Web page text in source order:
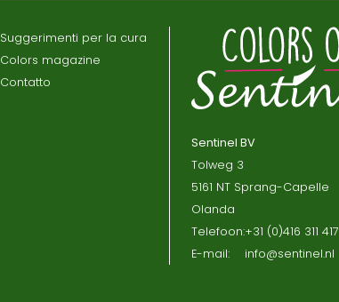
Suggerimenti per la cura
Colors magazine
Contatto
Sentinel BV
Tolweg 3
5161 NT Sprang-Capelle
Olanda
Telefoon:+31 (0)416 311 417
E-mail:
info@sentinel.nl